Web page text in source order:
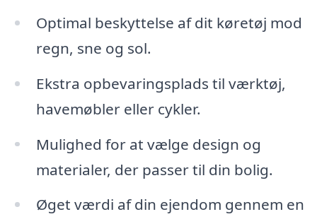
Optimal beskyttelse af dit køretøj mod
regn, sne og sol.
Ekstra opbevaringsplads til værktøj,
havemøbler eller cykler.
Mulighed for at vælge design og
materialer, der passer til din bolig.
Øget værdi af din ejendom gennem en